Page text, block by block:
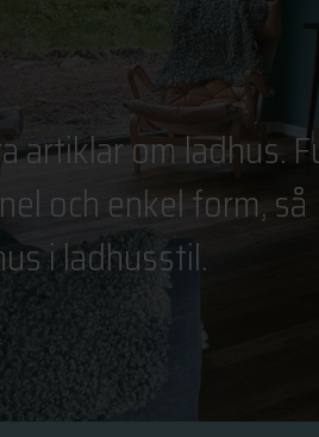
artiklar om ladhus.
och enkel form, så
i ladhusstil.